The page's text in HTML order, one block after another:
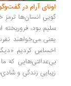
آرام در گفت‌وگو با
انسان‌ها ترمزِ خود را
بود، فروریخته است.
می‌خواهند نفرت،
کردیم «دیگری»
که ما را
زندگی و شادی‌هایش